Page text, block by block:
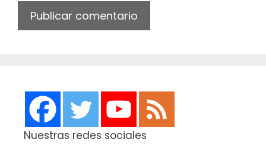
Web
Nuestras redes sociales